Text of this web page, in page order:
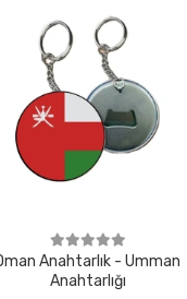
Anahtarlık - Umman
Anahtarlığı